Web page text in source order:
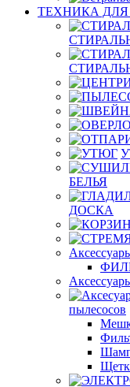
ТЕХНИКА
БЕЛЬЯ
ДОСКА
пылесосов